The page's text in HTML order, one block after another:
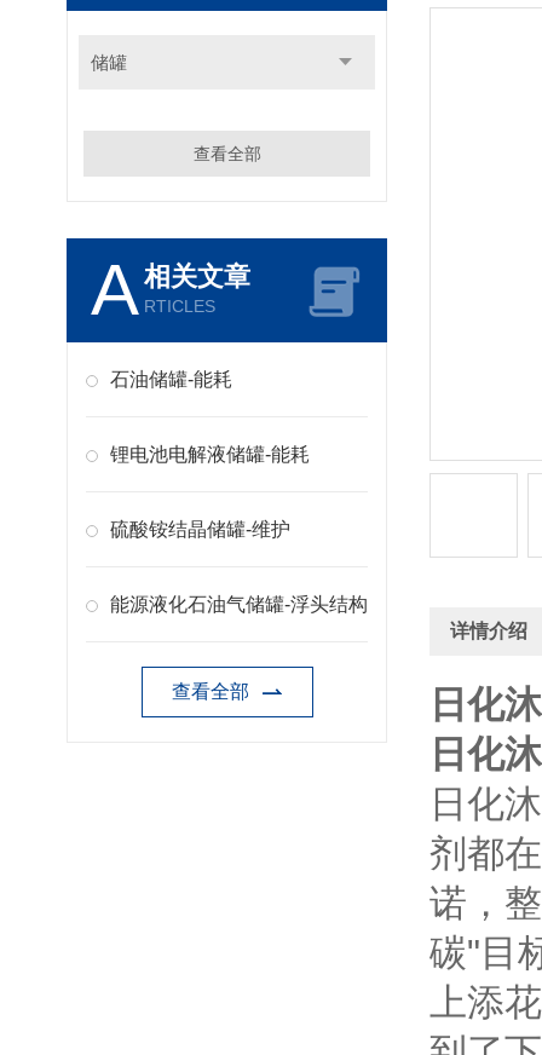
储罐
查看全部
A相关文章
RTICLES
石油储罐-能耗
锂电池电解液储罐-能耗
硫酸铵结晶储罐-维护
能源液化石油气储罐-浮头结构
查看全部
详情介绍
日化
日化
日化
剂都
诺，
碳"目
上添